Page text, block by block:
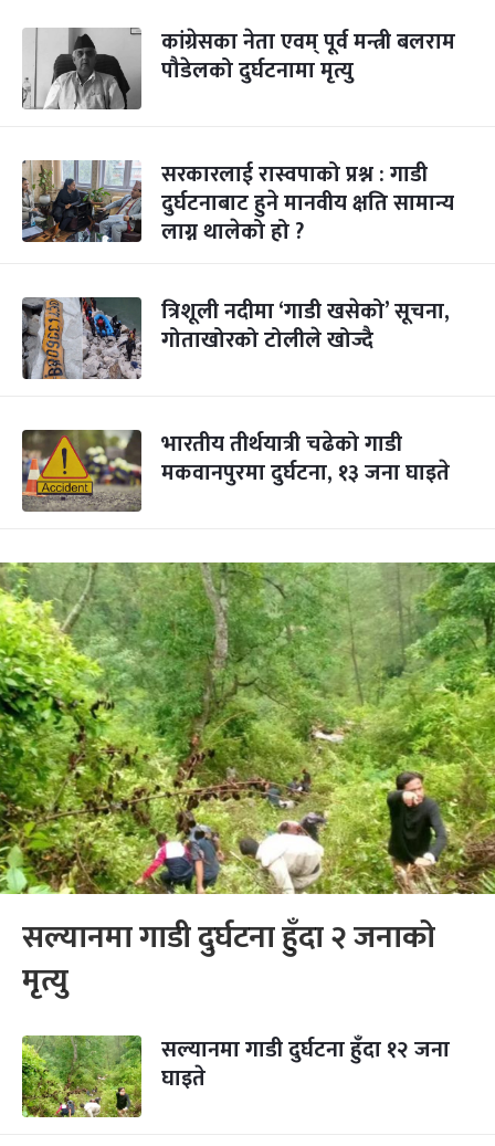
कांग्रेसका नेता एवम् पूर्व मन्त्री बलराम
पौडेलको दुर्घटनामा मृत्यु
सरकारलाई रास्वपाको प्रश्न : गाडी
दुर्घटनाबाट हुने मानवीय क्षति सामान्य
लाग्न थालेको हो ?
त्रिशूली नदीमा ‘गाडी खसेको’ सूचना,
गोताखोरको टोलीले खोज्दै
भारतीय तीर्थयात्री चढेको गाडी
मकवानपुरमा दुर्घटना, १३ जना घाइते
सल्यानमा गाडी दुर्घटना हुँदा २ जनाको
मृत्यु
सल्यानमा गाडी दुर्घटना हुँदा १२ जना
घाइते